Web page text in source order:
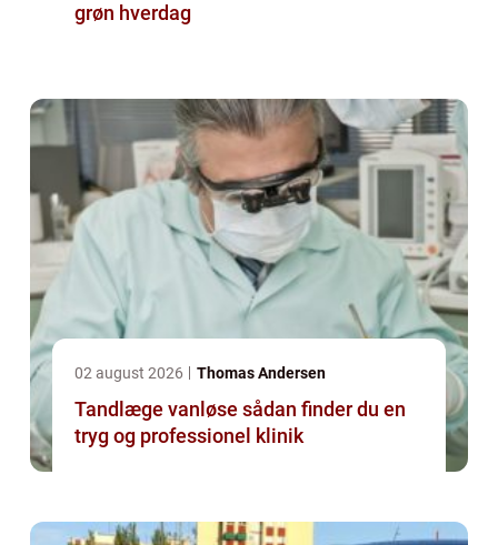
grøn hverdag
02 august 2026 Thomas Andersen
Tandlæge vanløse sådan finder du en
tryg og professionel klinik